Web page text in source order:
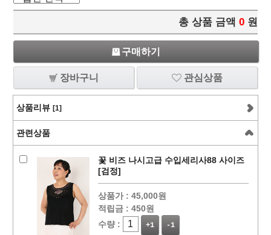
총 상품 금액 0 원
구매하기
장바구니 관심상품
상품리뷰 [1]
관련상품
꽃 비즈 나시고급 수입세리사88 사이즈
[검정]
상품가 : 45,000원
적립금 : 450원
수량 :
+1 -1